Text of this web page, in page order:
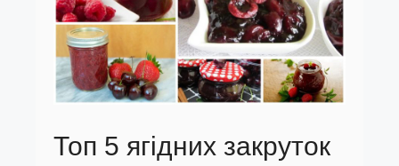
Топ 5 ягідних закруток